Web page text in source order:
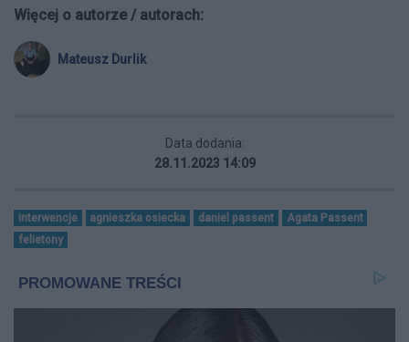
Więcej o autorze / autorach:
Mateusz Durlik
Data dodania:
28.11.2023 14:09
interwencje agnieszka osiecka daniel passent
Agata Passent
felietony